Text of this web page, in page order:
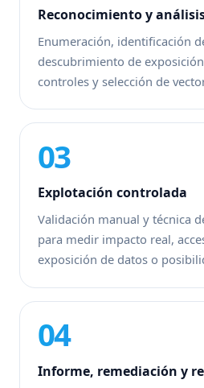
Reconocimiento y
Enumeración, identificación
descubrimiento de
controles y selección de
03
Explotación controlada
Validación manual y técnica
para medir impacto real,
exposición de datos o
04
Informe, remediación y